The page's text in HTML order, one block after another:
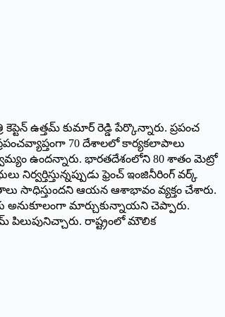
ఉత్తమ్‌ కుమార్‌ రెడ్డి పేర్కొన్నారు. ప్రపంచ
70 దేశాలలో కార్యకలాపాలు
ఉందన్నారు. భారతదేశంలోని 80 శాతం మెట్రో
ఫ్రెంచ్‌ ఇంజినీరింగ్‌ వర్క్‌
సాధిస్తుందని ఆయన ఆశాభావం వ్యక్తం చేశారు.
అనుకూలంగా మార్చుకున్నాయని చెప్పారు.
పిలుపునిచ్చారు. రాష్ట్రంలో మౌలిక